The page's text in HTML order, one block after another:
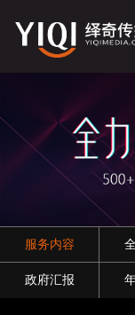
服务内容
政府汇报